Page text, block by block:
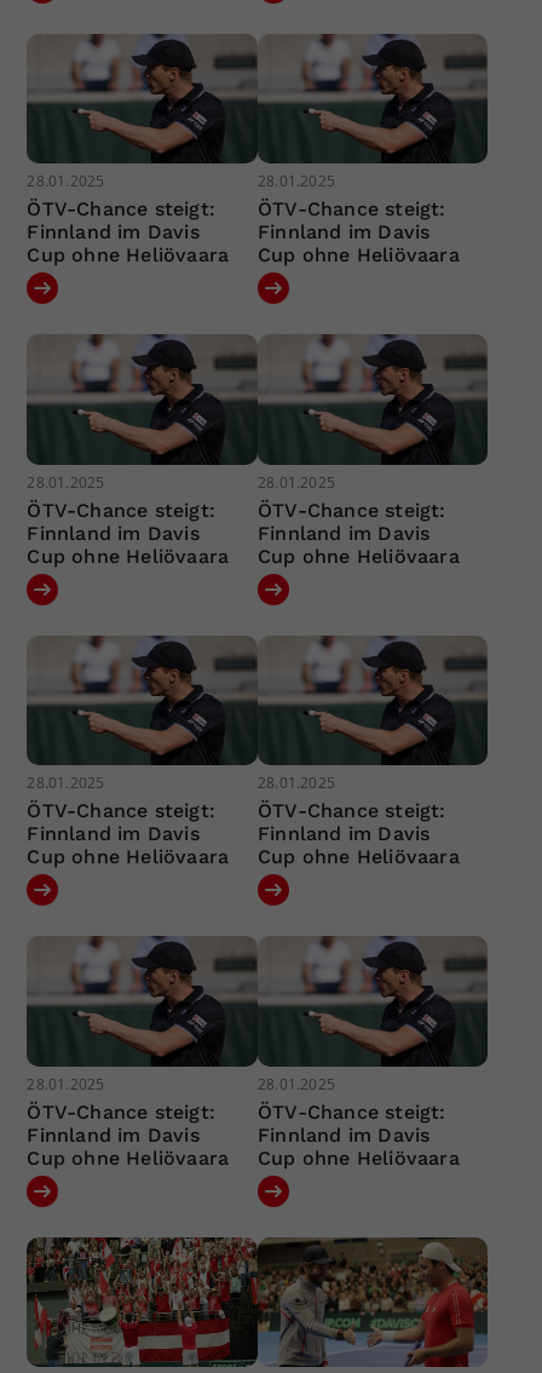
28.01.2025
ÖTV-Chance steigt:
Finnland im Davis
Cup ohne Heliövaara
28.01.2025
ÖTV-Chance steigt:
Finnland im Davis
Cup ohne Heliövaara
28.01.2025
ÖTV-Chance steigt:
Finnland im Davis
Cup ohne Heliövaara
28.01.2025
ÖTV-Chance steigt:
Finnland im Davis
Cup ohne Heliövaara
28.01.2025
ÖTV-Chance steigt:
Finnland im Davis
Cup ohne Heliövaara
28.01.2025
ÖTV-Chance steigt:
Finnland im Davis
Cup ohne Heliövaara
28.01.2025
ÖTV-Chance steigt:
Finnland im Davis
Cup ohne Heliövaara
28.01.2025
ÖTV-Chance steigt:
Finnland im Davis
Cup ohne Heliövaara